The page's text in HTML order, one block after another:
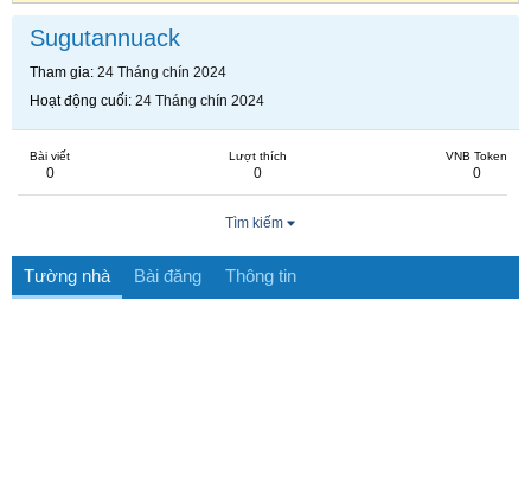
Sugutannuack
Tham gia 24 Tháng chín 2024
Hoạt động cuối 24 Tháng chín 2024
Bài viết
0
Lượt thích
0
VNB Token
0
Tìm kiếm
Tường nhà Bài đăng Thông tin